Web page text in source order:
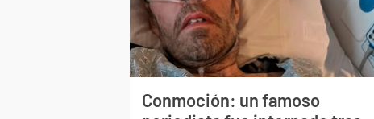
Conmoción: un famoso